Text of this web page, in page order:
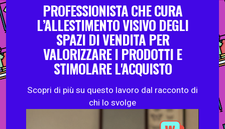
PROFESSIONISTA CHE CURA
L’ALLESTIMENTO VISIVO DEGLI
SPAZI DI VENDITA PER
VALORIZZARE I PRODOTTI E
STIMOLARE L'ACQUISTO
Scopri di più su questo lavoro dal racconto di
chi lo svolge